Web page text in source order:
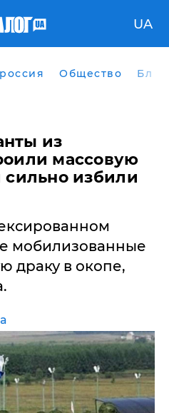
UA
россия Общество
из
массовую
сильно избили
мобилизованные
драку в окопе,